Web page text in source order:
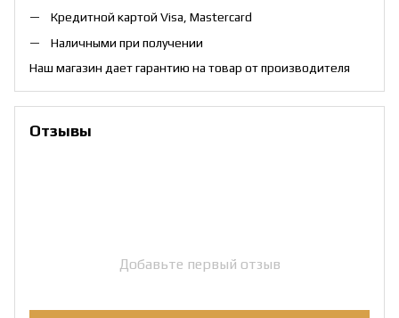
Кредитной картой Visa, Mastercard
Наличными при получении
Наш магазин дает гарантию на товар от производителя
Отзывы
Добавьте первый отзыв